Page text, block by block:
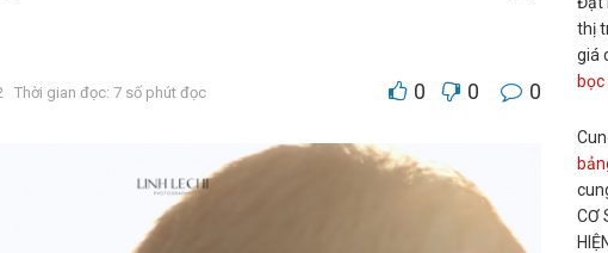
Thời gian đọc: 7 số phút đọc 0 0 0
thị
giá
CƠ